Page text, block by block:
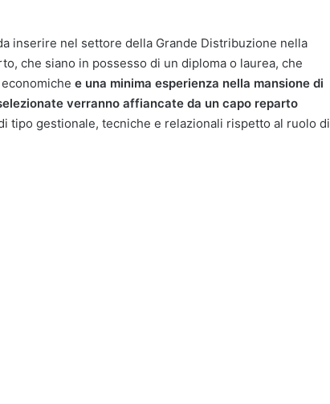
inserire nel settore della Grande Distribuzione nella
che siano in possesso di un diploma o laurea, che
e una minima esperienza nella mansione di
verranno affiancate da un capo reparto
tipo gestionale, tecniche e relazionali rispetto al ruolo di